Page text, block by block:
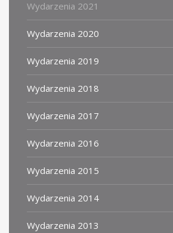
Wydarzenia 2021
Wydarzenia 2020
Wydarzenia 2019
Wydarzenia 2018
Wydarzenia 2017
Wydarzenia 2016
Wydarzenia 2015
Wydarzenia 2014
Wydarzenia 2013